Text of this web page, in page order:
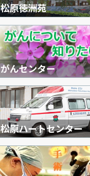
松原徳洲苑
がんセンター
松原ハートセンター